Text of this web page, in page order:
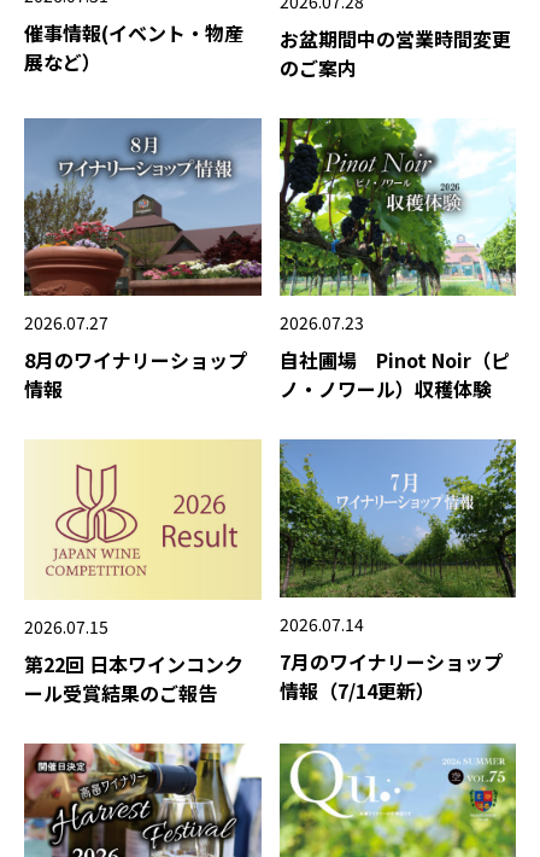
催事情報(イベント・物産
展など）
お盆期間中の営業時間変更
のご案内
2026.07.27
8月のワイナリーショップ
情報
2026.07.23
自社圃場 Pinot Noir（ピ
ノ・ノワール）収穫体験
2026.07.15
第22回 日本ワインコンク
ール受賞結果のご報告
2026.07.14
7月のワイナリーショップ
情報（7/14更新）